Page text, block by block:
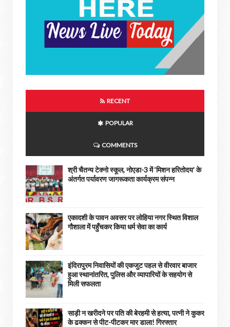
RECENT
POPULAR
COMMENTS
श्री चैतन्य टेक्नो स्कूल, नोएडा-3 में ‘मिशन हरितोदय’ के
अंतर्गत पर्यावरण जागरूकता कार्यक्रम संपन्न
एकादशी के पावन अवसर पर लोहिया नगर स्थित विशाल
गौशाला में पहुँचकर किया धर्म सेवा का कार्य
इंदिरापुरम निवासियों की एकजुट पहल से वीरवार बाजार
हुआ स्थानांतरित, पुलिस और व्यापारियों के सहयोग से
मिली सफलता
साड़ी न खरीदने पर पति की बेरहमी से हत्या, पत्नी ने कुकर
के ढक्कन से पीट-पीटकर मार डाला! गिरफ्तार